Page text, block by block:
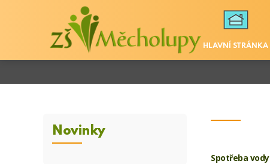
HLAVNÍ STRÁNKA
Novinky
Spotřeba vody